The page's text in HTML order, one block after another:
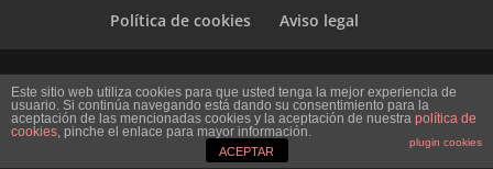
Política de cookies Aviso legal
Diseño Web Mi empresa
Este sitio web utiliza cookies para que usted tenga la mejor experiencia de
usuario. Si continúa navegando está dando su consentimiento para la
aceptación de las mencionadas cookies y la aceptación de nuestra política de
cookies, pinche el enlace para mayor información.
plugin cookies
ACEPTAR